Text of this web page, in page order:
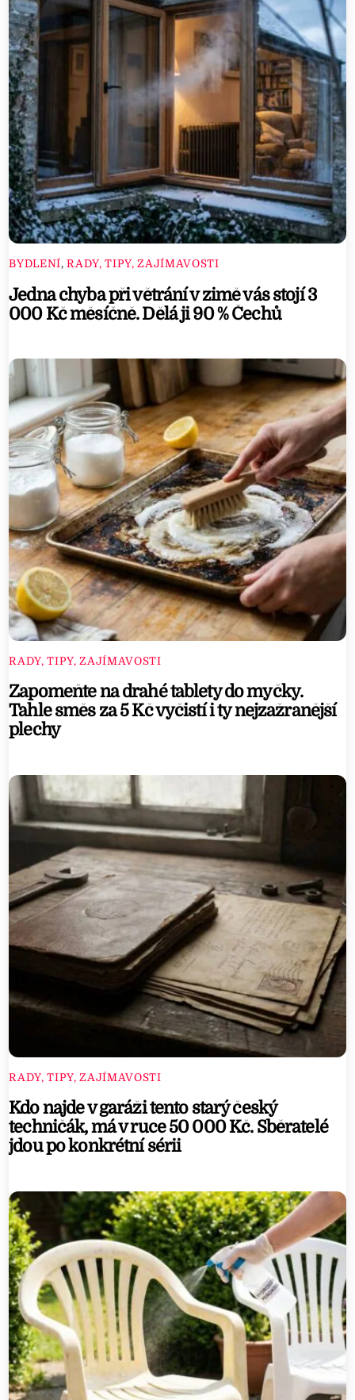
BYDLENÍ,RADY, TIPY, ZAJÍMAVOSTI
Jedna chyba při větrání v zimě vás stojí 3
000 Kč měsíčně. Dělá ji 90 % Čechů
RADY, TIPY, ZAJÍMAVOSTI
Zapomeňte na drahé tablety do myčky.
Tahle směs za 5 Kč vyčistí i ty nejzažranější
plechy
RADY, TIPY, ZAJÍMAVOSTI
Kdo najde v garáži tento starý český
techničák, má v ruce 50 000 Kč. Sběratelé
jdou po konkrétní sérii